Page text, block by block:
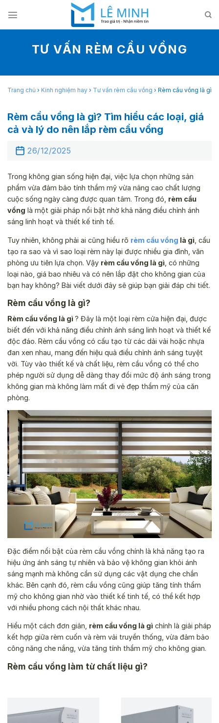
content
TƯ VẤN RÈM CẦU VỒNG
Trang chủ › Kinh nghiệm hay › Tư vấn rèm cầu vồng › Rèm cầu vồng là gì?
Rèm cầu vồng là gì? Tìm hiểu các loại, giá
cả và lý do nên lắp rèm cầu vồng
26/12/2025
Trong không gian sống hiện đại, việc lựa chọn những sản
phẩm vừa đảm bảo tính thẩm mỹ vừa nâng cao chất lượng
cuộc sống ngày càng được quan tâm. Trong đó, rèm cầu
vồng là một giải pháp nổi bật nhờ khả năng điều chỉnh ánh
sáng linh hoạt và thiết kế tinh tế.
Tuy nhiên, không phải ai cũng hiểu rõ rèm cầu vồng là gì , cấu
tạo ra sao và vì sao loại rèm này lại được nhiều gia đình, văn
phòng ưu tiên lựa chọn. Vậy rèm cầu vồng là gì , có những
loại nào, giá bao nhiêu và có nên lắp đặt cho không gian của
bạn hay không? Bài viết dưới đây sẽ giúp bạn giải đáp chi tiết.
Rèm cầu vồng là gì?
Rèm cầu vồng là gì? Đây là một loại rèm cửa hiện đại, được
biết đến với khả năng điều chỉnh ánh sáng linh hoạt và thiết kế
độc đáo. Rèm cầu vồng có cấu tạo từ các dải vải hoặc nhựa
đan xen nhau, mang đến hiệu quả điều chỉnh ánh sáng tuyệt
vời. Tùy vào thiết kế và chất liệu, rèm cầu vồng có thể cho
phép người sử dụng dễ dàng thay đổi mức độ ánh sáng trong
không gian mà không làm mất đi vẻ đẹp thẩm mỹ của căn
phòng.
Đặc điểm nổi bật của rèm cầu vồng chính là khả năng tạo ra
hiệu ứng ánh sáng tự nhiên và bảo vệ không gian khỏi ánh
sáng mạnh mà không cần sử dụng các vật dụng che chắn
khác. Bên cạnh đó, rèm cầu vồng cũng giúp tăng tính thẩm
mỹ cho không gian nhờ vào thiết kế tinh tế, có thể kết hợp
với nhiều phong cách nội thất khác nhau.
Hiểu một cách đơn giản, rèm cầu vồng là gì chính là giải pháp
kết hợp giữa rèm cuốn và rèm vải truyền thống, vừa đảm bảo
công năng che nắng, vừa tăng tính thẩm mỹ cho không gian.
Rèm cầu vồng làm từ chất liệu gì?